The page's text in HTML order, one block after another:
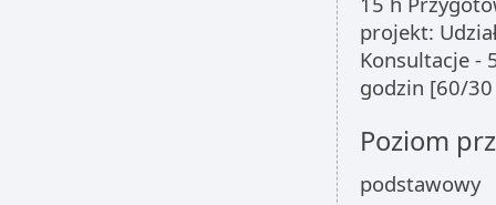
projekt:
Konsultacje -
godzin [60/
Poziom
podstawowy